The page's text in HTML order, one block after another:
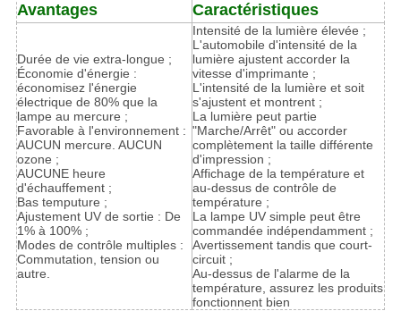
Avantages Caractéristiques
Durée de vie extra-longue ;
Économie d'énergie :
économisez l'énergie
électrique de 80% que la
lampe au mercure ;
Favorable à l'environnement :
AUCUN mercure. AUCUN
ozone ;
AUCUNE heure
d'échauffement ;
Bas temputure ;
Ajustement UV de sortie : De
1% à 100% ;
Modes de contrôle multiples :
Commutation, tension ou
autre.
Intensité de la lumière élevée ;
L'automobile d'intensité de la
lumière ajustent accorder la
vitesse d'imprimante ;
L'intensité de la lumière et soit
s'ajustent et montrent ;
La lumière peut partie
"Marche/Arrêt" ou accorder
complètement la taille différente
d'impression ;
Affichage de la température et
au-dessus de contrôle de
température ;
La lampe UV simple peut être
commandée indépendamment ;
Avertissement tandis que court-
circuit ;
Au-dessus de l'alarme de la
température, assurez les produits
fonctionnent bien